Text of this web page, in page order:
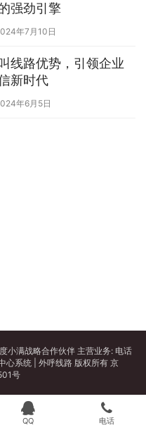
强劲引擎
年7月10日
线路优势，引领企业
新时代
年6月5日
满战略合作伙伴 主营业务: 电话
心系统 外呼线路 版权所有 京
号
QQ 电话